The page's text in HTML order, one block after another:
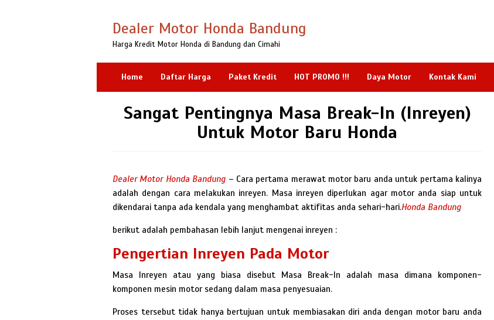
kontenDealer Motor Honda Bandung
Harga Kredit Motor Honda di Bandung dan Cimahi
Home Daftar Harga Paket Kredit HOT PROMO !!! Daya Motor Kontak Kami
Sangat Pentingnya Masa Break-In (Inreyen)
Untuk Motor Baru Honda
Dealer Motor Honda Bandung – Cara pertama merawat motor baru anda untuk pertama kalinya
adalah dengan cara melakukan inreyen. Masa inreyen diperlukan agar motor anda siap untuk
dikendarai tanpa ada kendala yang menghambat aktifitas anda sehari-hari.Honda Bandung
berikut adalah pembahasan lebih lanjut mengenai inreyen :
Pengertian Inreyen Pada Motor
Masa Inreyen atau yang biasa disebut Masa Break-In adalah masa dimana komponen-
komponen mesin motor sedang dalam masa penyesuaian.
Proses tersebut tidak hanya bertujuan untuk membiasakan diri anda dengan motor baru anda